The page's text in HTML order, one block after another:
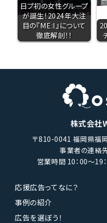
日プ初の女性グループ
が誕生！2024年大注
目の『ME:I』について
徹底解剖！！
株式会社
〒810-0041 福岡県福
事業者の連絡
営業時間 10：00〜19
応援広告ってなに？
事例の紹介
広告を選ぼう！